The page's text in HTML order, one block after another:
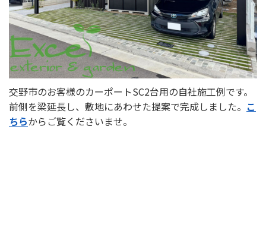
選ばれる理由
交野市のお客様のカーポートSC2台用の自社施工例です。
前側を梁延長し、敷地にあわせた提案で完成しました。 こ
ちらからご覧くださいませ。